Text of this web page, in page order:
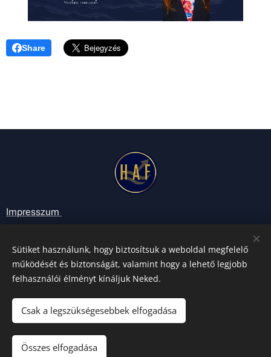
Share
Impresszum
Adatkezelési tájékoztató
GYIK
Kapcsolat
Sütiket használunk, hogy biztosítsuk a weboldal megfelelő
működését és biztonságát, valamint hogy a lehető legjobb
felhasználói élményt kínáljuk Neked.
Csak a legszükségesebbek elfogadása
Összes elfogadása